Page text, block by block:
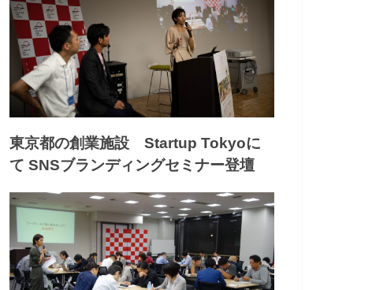
東京都の創業施設 Startup Tokyoに
て SNSブランディングセミナー登壇